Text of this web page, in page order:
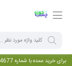
برای خرید عمده با شماره 09122414677 تماس بگیرید